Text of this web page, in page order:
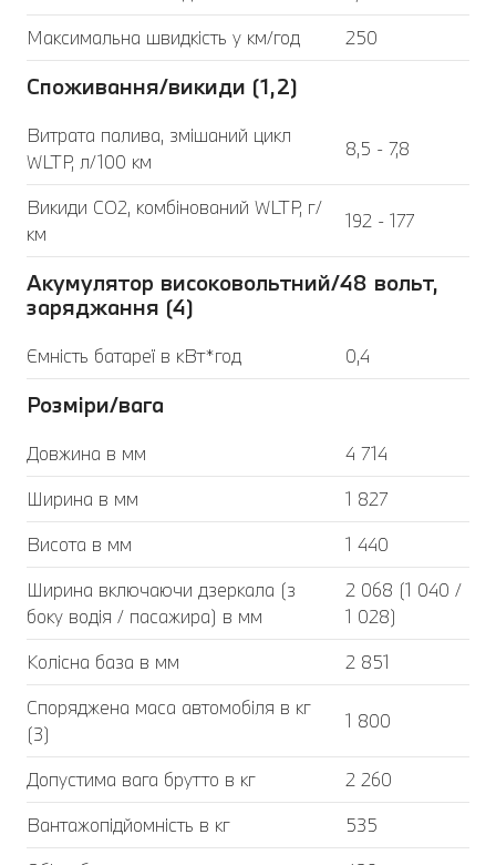
Максимальна швидкість у км/год
250
Споживання/викиди (1,2)
Витрата палива, змішаний цикл
WLTP, л/100 км
8,5 - 7,8
Викиди CO2, комбінований WLTP, г/
км
192 - 177
Акумулятор високовольтний/48 вольт,
заряджання (4)
Ємність батареї в кВт*год 0,4
Розміри/вага
Довжина в мм
4 714
Ширина в мм
1 827
Висота в мм
1 440
Ширина включаючи дзеркала (з
боку водія / пасажира) в мм
2 068 (1 040 /
1 028)
Колісна база в мм
2 851
Споряджена маса автомобіля в кг
(3)
1 800
Допустима вага брутто в кг
2 260
Вантажопідйомність в кг
535